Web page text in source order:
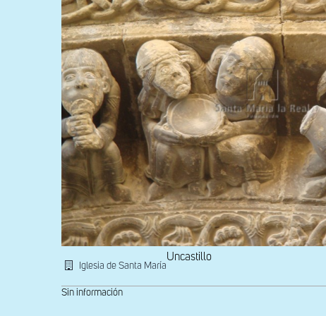
Iglesia de Santa María
Uncastillo
Sin información